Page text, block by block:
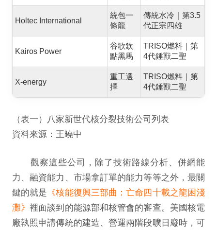
Holtec International
統包一
條龍
傳統水冷｜第3.5
代正宗四雄
Kairos Power
谷歌欽
點黑馬
TRISO燃料｜第
4代錘獸二聖
X-energy
重工選
擇
TRISO燃料｜第
4代錘獸二聖
（表一）八家新世代核分裂技術公司列表
資料來源：王曉中
觀察這些公司，除了技術路線分析、併網能
力、融資能力、市場拿訂單的能力等等之外，最關
鍵的就是 《核能復興三部曲：亡命四十載之龍困淺
灘》裡面談到的能源部和核管會的審查。美國核電
廠執照申請傳統的建造、營運兩階段曠日廢時，可